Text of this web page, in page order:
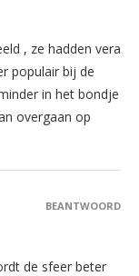
, ze hadden vera
populair bij de
in het bondje
overgaan op
de sfeer beter
BEANTWOORD